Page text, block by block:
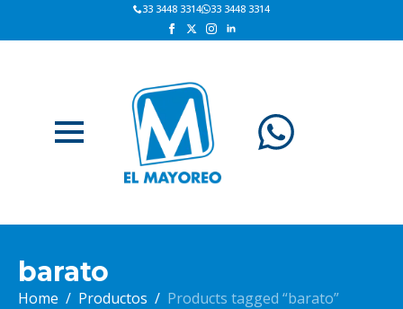
33 3448 3314 33 3448 3314
barato
Home Productos Products tagged “barato”